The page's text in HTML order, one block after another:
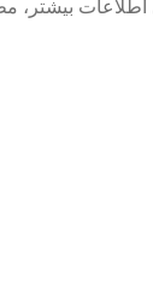
اطلاعات بیشتر،